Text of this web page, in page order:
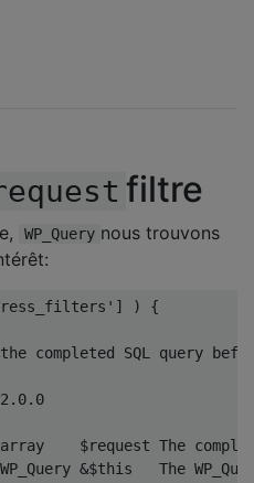
filtre
WP_Query nous trouvons
] )
{
completed SQL query
$request The
&$this   The